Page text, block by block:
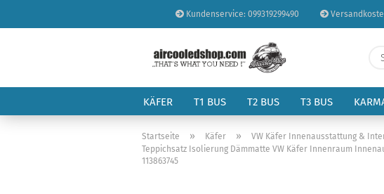
Kundenservice: 099319299490
KÄFER T1 BUS T2 BUS T3 BUS
Startseite » Käfer » VW Käfer Innenausstattung &
Teppichsatz Isolierung Dämmatte VW Käfer Innenraum
113863745